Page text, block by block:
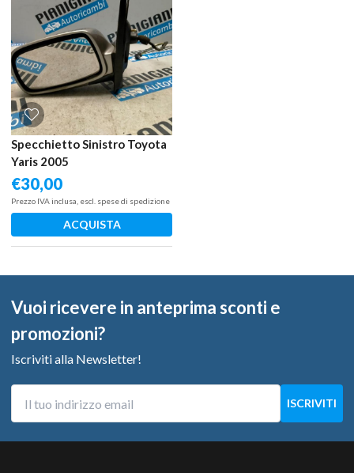
Specchietto Sinistro Toyota
Yaris 2005
€30,00
Prezzo IVA inclusa, escl. spese di spedizione
ACQUISTA
Vuoi ricevere in anteprima sconti e
promozioni?
Iscriviti alla Newsletter!